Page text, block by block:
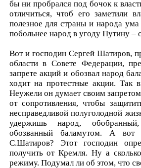
бы ни пробрался под бочок к
отличиться, чтоб его заметили
полезное для страны и народа
побольнее народ в угоду Путину –
Вот и господин Сергей Шатиров,
области в Совете Федерации,
запрете акций и обозвал народ
ходит на протестные акции. Так
Неужели он думает своим
от сопротивления, чтобы
несправедливой полуголодной
удержишь народ,
обозванный баламутом. А вот
С.Шатиров? Этот господин
получить от Кремля. Ну а
режиму. Подумал ли об этом, что